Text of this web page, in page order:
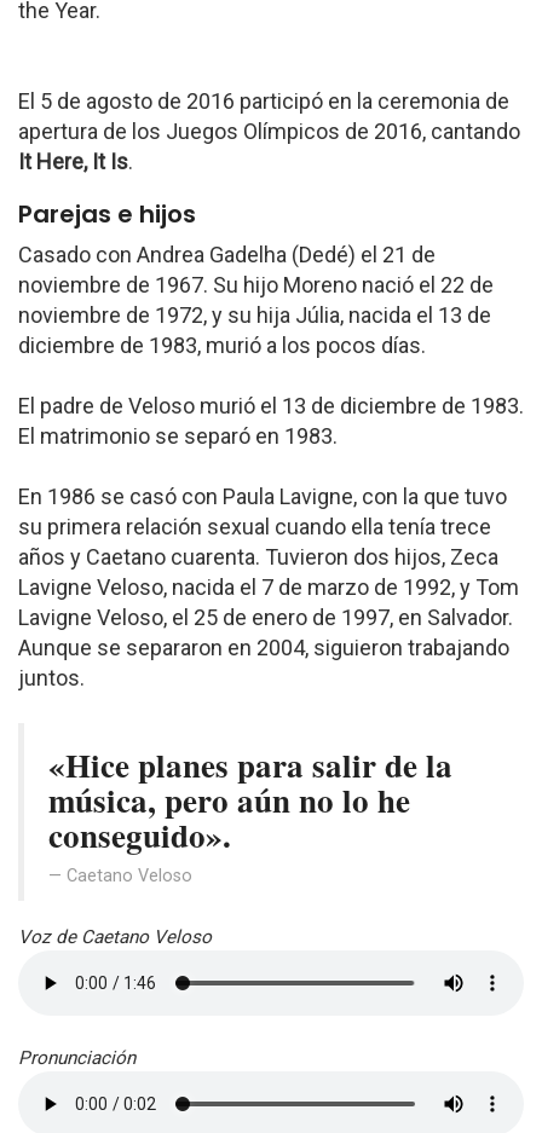
the Year.
El 5 de agosto de 2016 participó en la ceremonia de
apertura de los Juegos Olímpicos de 2016, cantando
It Here, It Is.
Parejas e hijos
Casado con Andrea Gadelha (Dedé) el 21 de
noviembre de 1967. Su hijo Moreno nació el 22 de
noviembre de 1972, y su hija Júlia, nacida el 13 de
diciembre de 1983, murió a los pocos días.
El padre de Veloso murió el 13 de diciembre de 1983.
El matrimonio se separó en 1983.
En 1986 se casó con Paula Lavigne, con la que tuvo
su primera relación sexual cuando ella tenía trece
años y Caetano cuarenta. Tuvieron dos hijos, Zeca
Lavigne Veloso, nacida el 7 de marzo de 1992, y Tom
Lavigne Veloso, el 25 de enero de 1997, en Salvador.
Aunque se separaron en 2004, siguieron trabajando
juntos.
«Hice planes para salir de la
música, pero aún no lo he
conseguido».
Caetano Veloso
Voz de Caetano Veloso
Pronunciación